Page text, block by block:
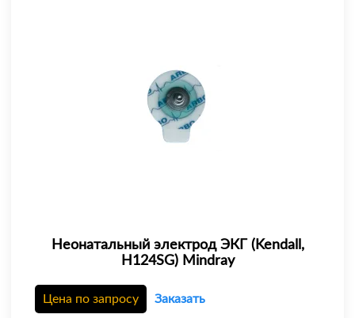
Неонатальный электрод ЭКГ (Kendall,
H124SG) Mindray
Цена по запросу Заказать